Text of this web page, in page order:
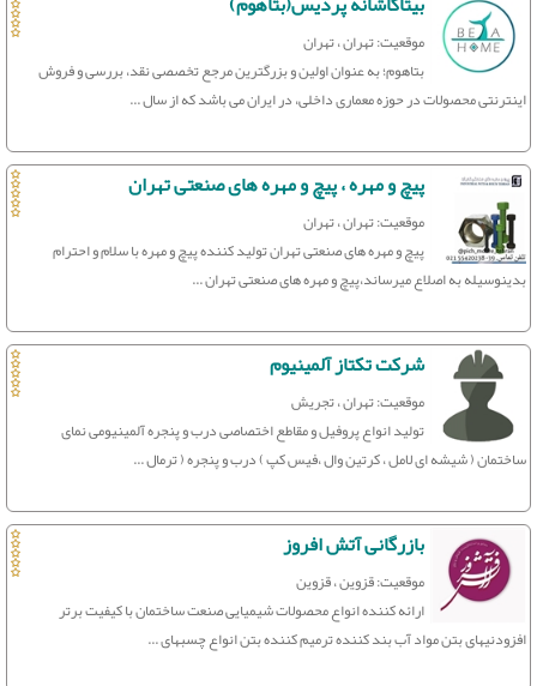
موقعیت: تهران ، تهران
بتاهوم؛ به عنوان اولین و بزرگترین مرجع تخصصی نقد، بررسی و فروش
اینترنتی محصولات در حوزه معماری داخلی، در ایران می باشد که از سال ...
پیچ و مهره ، پیچ و مهره های صنعتی تهران
موقعیت: تهران ، تهران
پیچ و مهره های صنعتی تهران تولید کننده پیچ و مهره با سلام و احترام
بدینوسیله به اصلاع میرساند،پیچ و مهره های صنعتی تهران ...
شرکت تکتاز آلمینیوم
موقعیت: تهران ، تجریش
تولید انواع پروفیل و مقاطع اختصاصی درب و پنجره آلمینیومی نمای
ساختمان ( شیشه ای لامل ، کرتین وال ،فیس کپ ) درب و پنجره ( ترمال ...
بازرگانی آتش افروز
موقعیت: قزوین ، قزوین
ارائه کننده انواع محصولات شیمیایی صنعت ساختمان با کیفیت برتر
افزودنیهای بتن مواد آب بند کننده ترمیم کننده بتن انواع چسبهای ...